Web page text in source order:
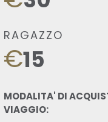
RAGAZZO
€15
MODALITA' DI
VIAGGIO: